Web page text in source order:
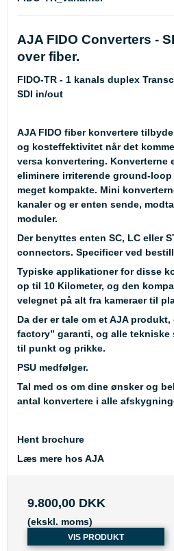
AJA FIDO Converters -
over fiber.
FIDO-TR - 1 kanals duplex
SDI in/out
AJA FIDO fiber konvertere
og kosteffektivitet når det
versa konvertering. Konverterne
eliminere irriterende ground-
meget kompakte. Mini
kanaler og er enten sende,
moduler.
Der benyttes enten SC, LC eller
connectors. Specificer ved
Typiske applikationer for disse
op til 10 Kilometer, og den
velegnet på alt fra kameraer til
Da der er tale om et AJA
factory” garanti, og alle
til punkt og prikke.
PSU medfølger.
Tal med os om dine ønsker og
antal konvertere i alle
Hent brochure
Læs mere hos AJA
9.800,00 DKK
(ekskl. moms)
VIS PRODUKT